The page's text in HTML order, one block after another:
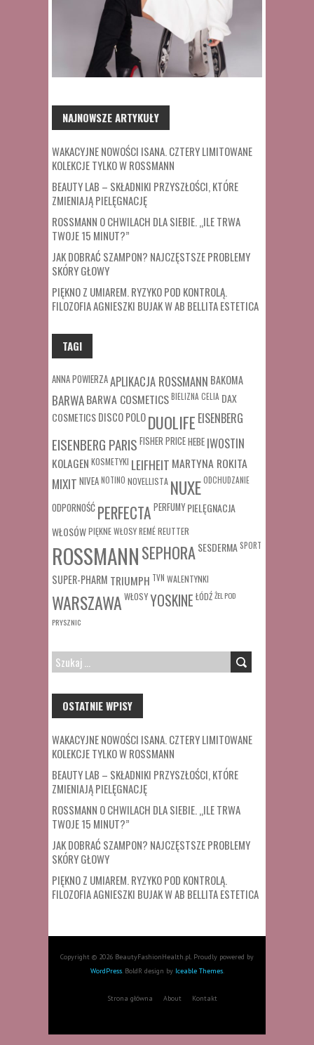
NAJNOWSZE ARTYKUŁY
WAKACYJNE NOWOŚCI ISANA. CZTERY LIMITOWANE
KOLEKCJE TYLKO W ROSSMANN
BEAUTY LAB – SKŁADNIKI PRZYSZŁOŚCI, KTÓRE
ZMIENIAJĄ PIELĘGNACJĘ
ROSSMANN O CHWILACH DLA SIEBIE. „ILE TRWA
TWOJE 15 MINUT?”
JAK DOBRAĆ SZAMPON? NAJCZĘSTSZE PROBLEMY
SKÓRY GŁOWY
PIĘKNO Z UMIAREM. RYZYKO POD KONTROLĄ.
FILOZOFIA AGNIESZKI BUJAK W AB BELLITA ESTETICA
TAGI
ANNA POWIERZAAPLIKACJA ROSSMANN BAKOMA
BARWABARWA COSMETICSBIELIZNA CELIA DAX
COSMETICSDISCO POLODUOLIFE EISENBERG
EISENBERG PARIS FISHER PRICEHEBE IWOSTIN
KOLAGEN KOSMETYKI LEIFHEIT MARTYNA ROKITA
MIXIT NIVEANOTINO NOVELLISTA NUXEODCHUDZANIE
ODPORNOŚĆ PERFECTA PERFUMY PIELĘGNACJA
WŁOSÓWPIĘKNE WŁOSYREMÉREUTTER
ROSSMANNSEPHORA SESDERMA SPORT
SUPER-PHARM TRIUMPH TVN WALENTYNKI
WARSZAWA WŁOSYYOSKINE ŁÓDŹŻEL POD
PRYSZNIC
SZUKAJ:
OSTATNIE WPISY
WAKACYJNE NOWOŚCI ISANA. CZTERY LIMITOWANE
KOLEKCJE TYLKO W ROSSMANN
BEAUTY LAB – SKŁADNIKI PRZYSZŁOŚCI, KTÓRE
ZMIENIAJĄ PIELĘGNACJĘ
ROSSMANN O CHWILACH DLA SIEBIE. „ILE TRWA
TWOJE 15 MINUT?”
JAK DOBRAĆ SZAMPON? NAJCZĘSTSZE PROBLEMY
SKÓRY GŁOWY
PIĘKNO Z UMIAREM. RYZYKO POD KONTROLĄ.
FILOZOFIA AGNIESZKI BUJAK W AB BELLITA ESTETICA
Copyright © 2026 BeautyFashionHealth.pl. Proudly powered by
WordPress. BoldR design by Iceable Themes.
Strona główna About Kontakt